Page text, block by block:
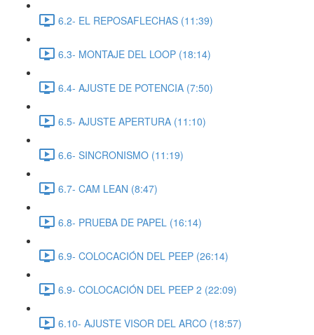
6.2- EL REPOSAFLECHAS (11:39)
6.3- MONTAJE DEL LOOP (18:14)
6.4- AJUSTE DE POTENCIA (7:50)
6.5- AJUSTE APERTURA (11:10)
6.6- SINCRONISMO (11:19)
6.7- CAM LEAN (8:47)
6.8- PRUEBA DE PAPEL (16:14)
6.9- COLOCACIÓN DEL PEEP (26:14)
6.9- COLOCACIÓN DEL PEEP 2 (22:09)
6.10- AJUSTE VISOR DEL ARCO (18:57)